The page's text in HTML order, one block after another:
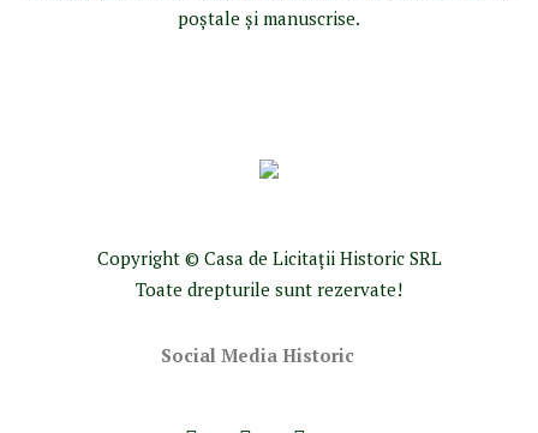
poştale şi manuscrise.
Copyright © Casa de Licitaţii Historic SRL
Toate drepturile sunt rezervate!
Social Media Historic